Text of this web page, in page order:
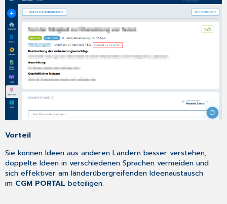
Vorteil
Sie können Ideen aus anderen Ländern besser verstehen,
doppelte Ideen in verschiedenen Sprachen vermeiden und
sich effektiver am länderübergreifenden Ideenaustausch
im CGM PORTAL beteiligen.